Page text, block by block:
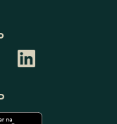
LINKEDIN
DA
O